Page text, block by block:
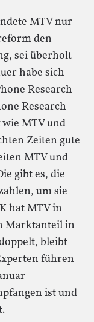
MTV nur
den
sei überholt
habe sich
Research
Research
MTV und
Zeiten gute
MTV und
gibt es, die
um sie
hat MTV in
Marktanteil in
bleibt
führen
ist und